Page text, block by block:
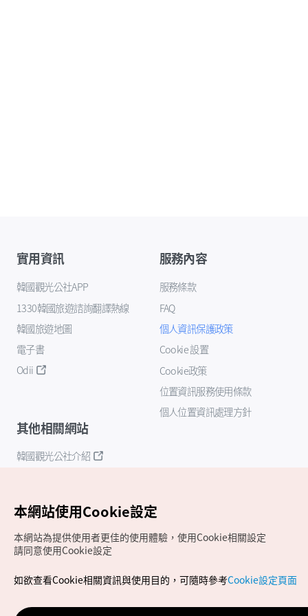
實用資訊
韓國觀光公社APP
1330韓國旅遊諮詢翻譯熱線
韓國旅遊地圖
電子書
Odii
服務內容
服務條款
FAQ
個人資訊保護政策
Cookie 設置
Cookie政策
位置資訊服務使用條款
個人位置資訊處理方針
其他相關網站
韓國觀光公社介紹
Copyrights (c) 韓國觀光公社版權所有
如有相關疑問或建議，歡迎來信至官方信箱
本網站使用Cookie設定
本網站為提供使用者更佳的使用體驗，使用Cookie相關設定
請同意使用Cookie設定
如欲查看Cookie相關資訊與使用目的，可隨時參考Cookie設定頁面